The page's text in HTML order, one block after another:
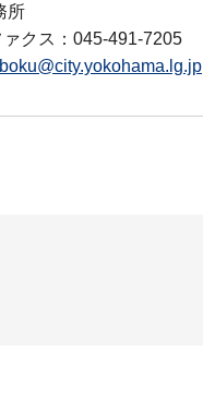
所
ァクス：045-491-7205